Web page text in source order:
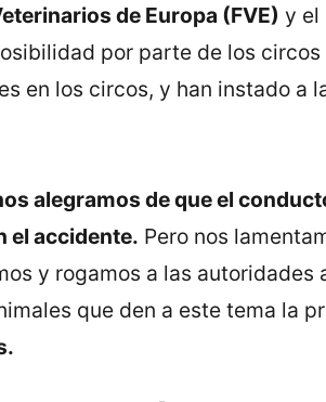
de Europa (FVE) y el
por parte de los
en los circos, y han instado
alegramos de que el
el accidente. Pero nos
y rogamos a las
que den a este tema la